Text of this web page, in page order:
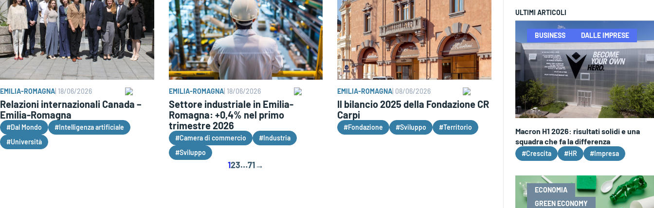
EMILIA-ROMAGNA 18/06/2026
Relazioni internazionali Canada –
Emilia-Romagna
#Dal Mondo
#Intelligenza artificiale
#Università
EMILIA-ROMAGNA| 18/06/2026
Settore industriale in Emilia-
Romagna: +0,4% nel primo
trimestre 2026
#Camera di commercio
#Industria
#Sviluppo
EMILIA-ROMAGNA 08/06/2026
Il bilancio 2025 della Fondazione CR
Carpi
#Fondazione #Sviluppo #Territorio
123…71→
ULTIMI ARTICOLI
BUSINESS DALLE IMPRESE
Macron H1 2026: risultati solidi e una
squadra che fa la differenza
#Crescita #HR #Impresa
ECONOMIA
GREEN ECONOMY